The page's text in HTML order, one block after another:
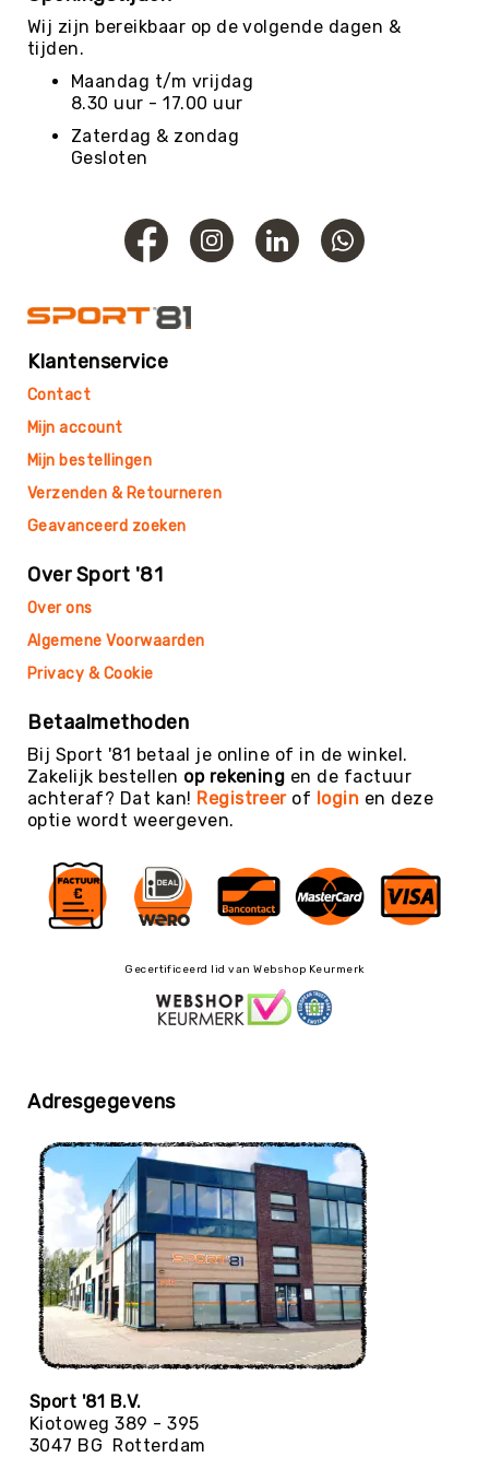
Rugby
Scouting/Outdoor
Slacklinen
Skate
Sporten
Spikeball
Squash
Tafeltennis
Tafelvoetbal
Teambuilding
Tennis
/
Vechtsport
&
Zelfverdediging
Voetbal
Waterpolo
Yoga
Yogamatten
Yoga
Bolsters
Meditatiekussens
Yoga
Pakketten
Yogamat
reiniging
Zaalvoetbal
Zaalvoetballen
Zeskamp
BALLEN
Sportballen
American
Wij zijn bereikbaar op de volgende dagen &
tijden.
Maandag t/m vrijdag
8.30 uur - 17.00 uur
Zaterdag & zondag
Gesloten
Klantenservice
Contact
Mijn account
Mijn bestellingen
Verzenden & Retourneren
Geavanceerd zoeken
Over Sport '81
Over ons
Algemene Voorwaarden
Privacy & Cookie
Betaalmethoden
Bij Sport '81 betaal je online of in de winkel.
Zakelijk bestellen op rekening en de factuur
achteraf? Dat kan! Registreerof login en deze
optie wordt weergeven.
Gecertificeerd lid van Webshop Keurmerk
Adresgegevens
Sport '81 B.V.
Kiotoweg 389 - 395
3047 BG Rotterdam